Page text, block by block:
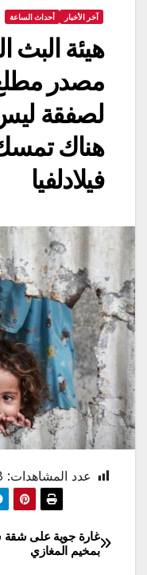
آخر الأخبار أحداث الساعة
هيئة البث
مصدر
لصفقة ليس
هناك
فيلادلفيا
عدد المشاهدات:
تصفّح
غارة جوية على شقة
بمخيم المغازي